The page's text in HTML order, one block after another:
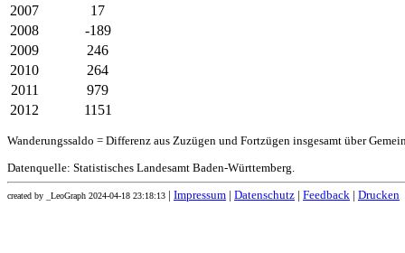
2007
17
2008
-189
2009
246
2010
264
2011
979
2012
1151
Wanderungssaldo = Differenz aus Zuzügen und Fortzügen insgesamt über
Datenquelle: Statistisches Landesamt Baden-Württemberg.
created by _LeoGraph 2024-04-18 23:18:13 Impressum Datenschutz Feedback Drucken